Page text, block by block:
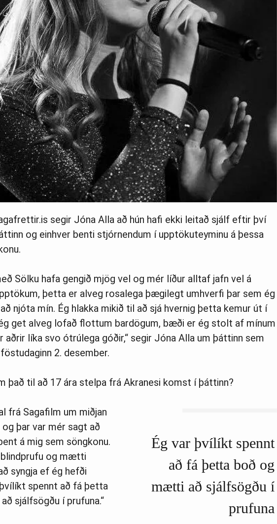
segir Jóna Alla að hún hafi ekki leitað sjálf eftir því
og einhver benti stjórnendum í upptökuteyminu á þessa
Sölku hafa gengið mjög vel og mér líður alltaf jafn vel á
þetta er alveg rosalega þægilegt umhverfi þar sem ég
njóta mín. Ég hlakka mikið til að sjá hvernig þetta kemur út í
get alveg lofað flottum bardögum, bæði er ég stolt af mínum
aðrir líka svo ótrúlega góðir,“ segir Jóna Alla um þáttinn sem
2. desember.
það til að 17 ára stelpa frá Akranesi komst í þáttinn?
Ég var þvílíkt spennt
að fá þetta boð og
mætti að sjálfsögðu í
prufuna
frá Sagafilm um miðjan
og þar var mér sagt að
á mig sem söngkonu.
blindprufu og mætti
syngja ef ég hefði
spennt að fá þetta
sjálfsögðu í prufuna.“